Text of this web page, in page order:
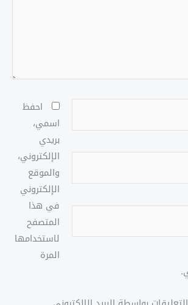
احفظ
اسمي،
بريدي
الإلكتروني،
والموقع
الإلكتروني
في هذا
المتصفح
لاستخدامها
المرة